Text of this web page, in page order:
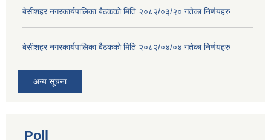
बे‍‍सीशहर नगरकार्यपालिका बैठककाे मिति २०८२/०३/२० गतेका निर्णयहरु
बे‍‍सीशहर नगरकार्यपालिका बैठककाे मिति २०८२/०४/०४ गतेका निर्णयहरु
अन्य सूचना
Poll